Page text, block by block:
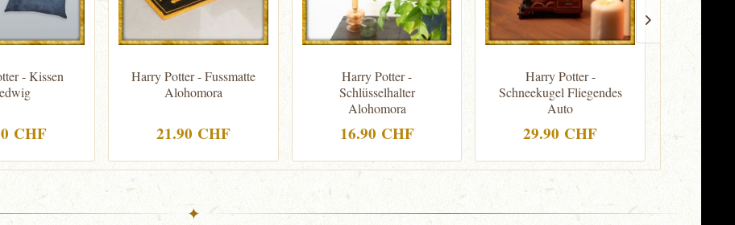
- Kissen
CHF
Harry Potter - Fussmatte
Alohomora
21.90 CHF
Harry Potter -
Schlüsselhalter
Alohomora
16.90 CHF
Harry Potter -
Schneekugel Fliegendes
Auto
29.90 CHF
✦